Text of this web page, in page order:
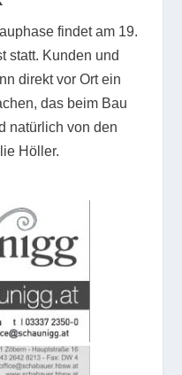
findet am 19.
statt. Kunden und
direkt vor Ort ein
das beim Bau
natürlich von den
Höller.